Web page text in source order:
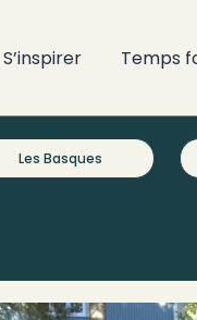
S’inspirer Temps
Les Basques